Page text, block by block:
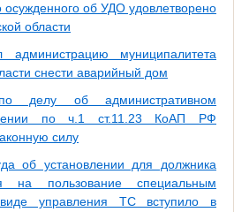
осужденного об УДО удовлетворено
области
администрацию муниципалитета
снести аварийный дом
делу об административном
по ч.1 ст.11.23 КоАП РФ
силу
об установлении для должника
на пользование специальным
управления ТС вступило в